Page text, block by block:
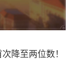
降至两位数！